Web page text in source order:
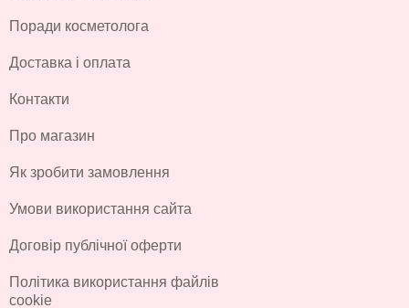
Поради косметолога
Доставка і оплата
Контакти
Про магазин
Як зробити замовлення
Умови використання сайта
Договір публічної оферти
Політика використання файлів
cookie